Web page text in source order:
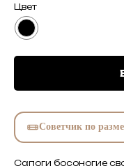
Цвет
Советчик по
Сапоги босоногие